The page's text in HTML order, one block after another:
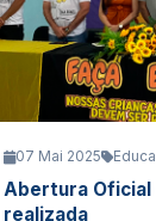
07 Mai 2025
Abertura Oficial
realizada